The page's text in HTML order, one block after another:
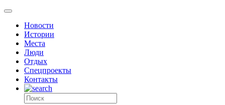
Новости
Истории
Места
Люди
Отдых
Спецпроекты
Контакты